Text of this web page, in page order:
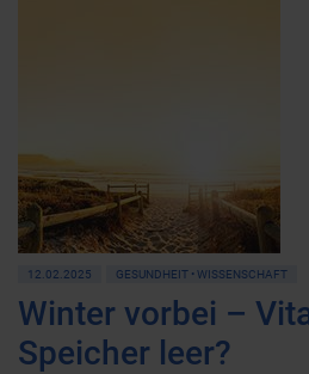
12.02.2025 GESUNDHEIT • WISSENSCHAFT
Winter vorbei –
Speicher leer?